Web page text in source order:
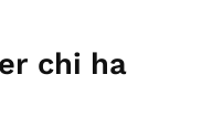
chi ha